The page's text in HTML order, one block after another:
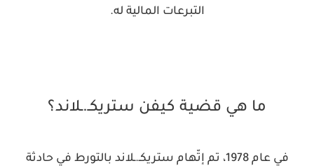
التبرعات المالية له.
ما هي قضية كيفن ستريكـ.ـلاند؟
في عام 1978، تم إتّهام ستريكـ.ـلاند بالتورط في حادثة